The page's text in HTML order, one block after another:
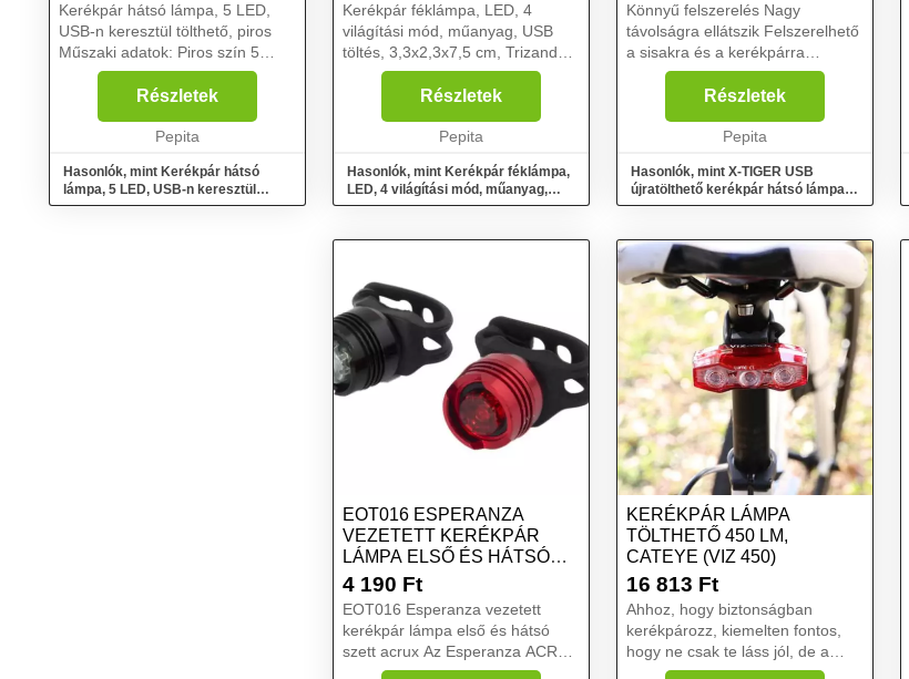
Kerékpár hátsó lámpa, 5 LED,
USB-n keresztül tölthető, piros
Műszaki adatok: Piros szín 5
beépített LED 4 világítási mód
360 fokos forgatás Tápellátás:
beépített 330 mAh akkumulátor
Részletek
Pepita
Hasonlók, mint Kerékpár hátsó
lámpa, 5 LED, USB-n keresztül
tölthető, piros
Kerékpár féklámpa, LED, 4
világítási mód, műanyag, USB
töltés, 3,3x2,3x7,5 cm, Trizand
Jellemzők: VÍZÁLLÓ
KONSTRUKCIÓ - a többfunkciós
kerékpármegálló vízálló
szerkezettel rendelkezik, melynek
Részletek
Pepita
Hasonlók, mint Kerékpár féklámpa,
LED, 4 világítási mód, műanyag,
USB töltés, 3,...
Könnyű felszerelés Nagy
távolságra ellátszik Felszerelhető
a sisakra és a kerékpárra
egyaránt Vízálló kivitelezés
Gyakran jársz kerékpártúrákra...
Könnyű felszerelés Nagy
távolságra ellátszik ...
Részletek
Pepita
Hasonlók, mint X-TIGER USB
újratölthető kerékpár hátsó lámpa -
- Piros
EOT016 ESPERANZA
VEZETETT KERÉKPÁR
LÁMPA ELSŐ ÉS HÁTSÓ
SZETT ACRUX
4 190 Ft
EOT016 Esperanza vezetett
kerékpár lámpa első és hátsó
szett acrux Az Esperanza ACRUX
kerékpáros lámpakészlet egy
KERÉKPÁR LÁMPA
TÖLTHETŐ 450 LM,
CATEYE (VIZ 450)
16 813 Ft
Ahhoz, hogy biztonságban
kerékpározz, kiemelten fontos,
hogy ne csak te láss jól, de a
többi közlekedő is távolról